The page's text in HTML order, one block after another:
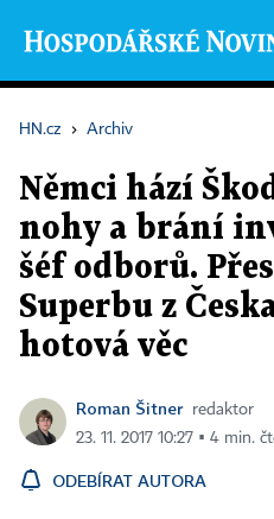
HN.cz › Archiv
Němci hází
nohy a brání
šéf odborů.
Superbu z
hotová věc
Roman Šitner
redaktor
23. 11. 2017 10:27 ▪ 4 min.
ODEBÍRAT AUTORA